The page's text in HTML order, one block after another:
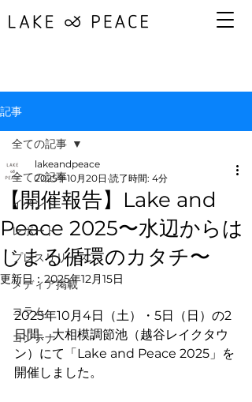
記事
全ての記事
イベント
レポート
プレスリリース
メディア掲載
コラム
コンテナ
全ての記事
【開催報告】Lake and
Peace 2025〜水辺からは
じまる循環のカタチ〜
lakeandpeace
2025年10月20日 読了時間: 4分
更新日：2025年12月15日
2025年10月4日（土）・5日（日）の2
日間、大相模調節池（越谷レイクタウ
ン）にて「Lake and Peace 2025」を
開催しました。